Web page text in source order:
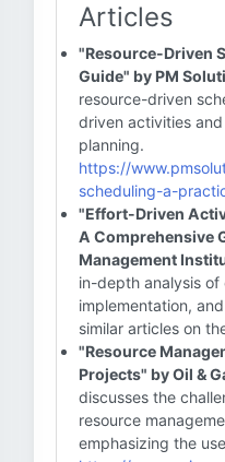
Articles
"Resource-Driven
Guide" by PM
resource-driven
driven activities
planning.
https://
scheduling-a-
"Effort-Driven
A Comprehensive
Management
in-depth analysis
implementation,
similar articles on
"Resource
Projects" by Oil &
discusses the
resource
emphasizing the